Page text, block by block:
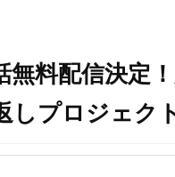
無料配信決定
しプロジェク